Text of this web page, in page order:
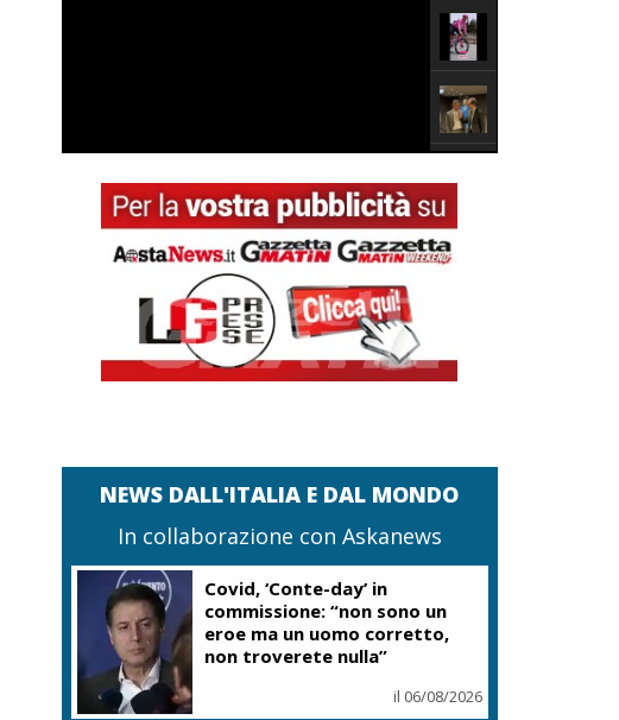
NEWS DALL'ITALIA E DAL MONDO
In collaborazione con Askanews
Covid, ‘Conte-day’ in
commissione: “non sono un
eroe ma un uomo corretto,
non troverete nulla”
il 06/08/2026